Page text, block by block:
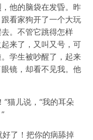
他的脑袋在发昏。昨
看家狗开了一个大玩
。不管它跳得怎样
来了，又叫又号，可
学生被吵醒了，起来
镜，却看不见我。他
猫儿说，“我的耳朵
好了！把你的病舔掉